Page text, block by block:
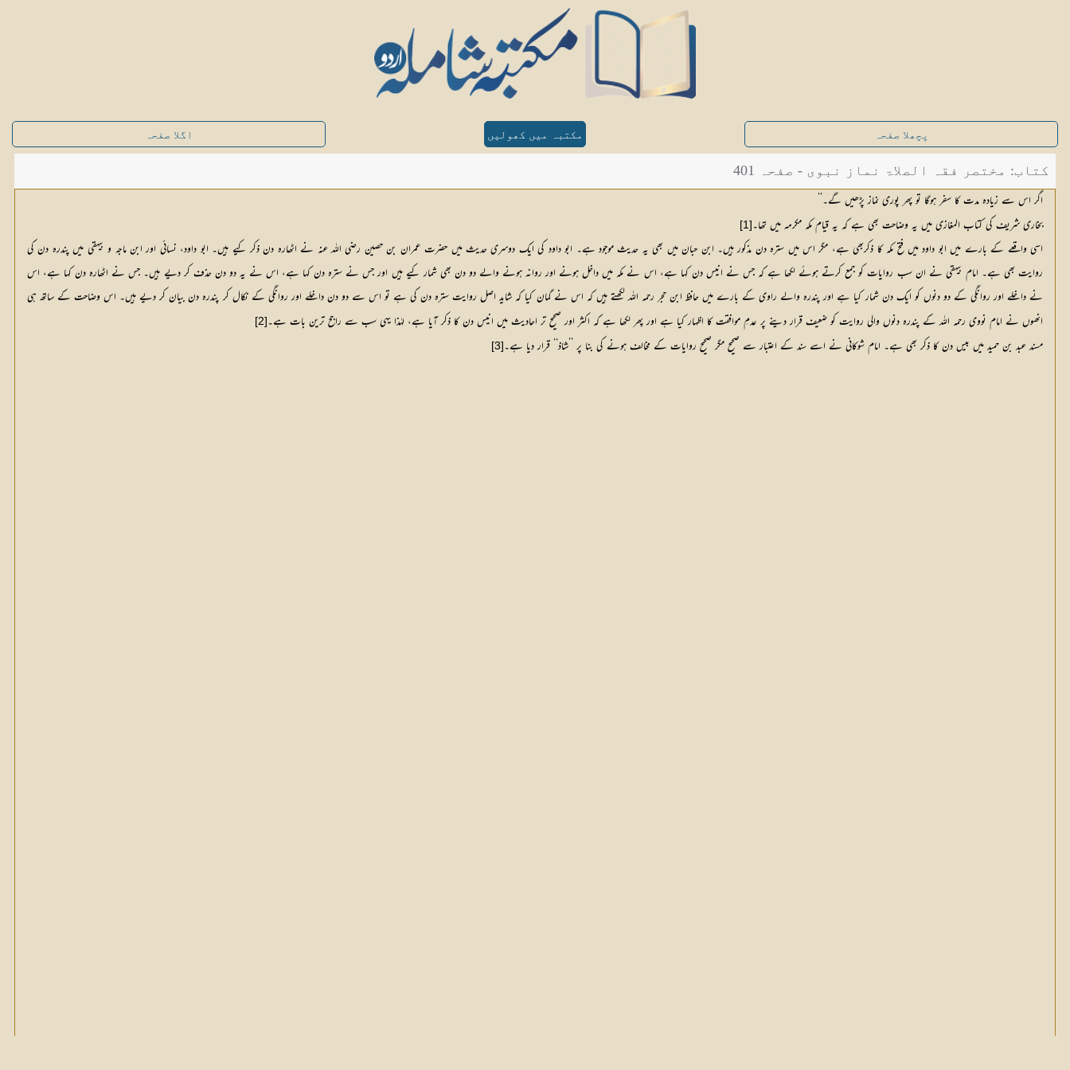
پچھلا صفحہ مکتبہ میں کھولیں اگلا صفحہ
کتاب: مختصر فقہ الصلاۃ نماز نبوی - صفحہ 401
اگر اس سے زیادہ مدت کا سفر ہوگا تو پھر پوری نماز پڑھیں گے۔‘‘
بخاری شریف کی کتاب المغازی میں یہ وضاحت بھی ہے کہ یہ قیام مکہ مکرمہ میں تھا۔[1]
اسی واقعے کے بارے میں ابو داود میں فتح مکہ کا ذکربھی ہے، مگر اس میں سترہ دن مذکور ہیں۔ ابن حبان میں بھی یہ حدیث موجود ہے۔ ابو داود کی ایک دوسری حدیث میں حضرت عمران بن حصین رضی اللہ عنہ نے اٹھارہ دن ذکر کیے ہیں۔ ابو داود، نسائی اور ابن ماجہ و بیہقی میں پندرہ دن کی
روایت بھی ہے۔ امام بیہقی نے ان سب روایات کو جمع کرتے ہوئے لکھا ہے کہ جس نے انیس دن کہا ہے، اس نے مکہ میں داخل ہونے اور روانہ ہونے والے دو دن بھی شمار کیے ہیں اور جس نے سترہ دن کہا ہے، اس نے یہ دو دن حذف کر دیے ہیں۔ جس نے اٹھارہ دن کہا ہے، اس
نے داخلے اور روانگی کے دو دنوں کو ایک دن شمار کیا ہے اور پندرہ والے راوی کے بارے میں حافظ ابن حجر رحمہ اللہ لکھتے ہیں کہ اس نے گمان کیا کہ شاید اصل روایت سترہ دن کی ہے تو اس سے دو دن داخلے اور روانگی کے نکال کر پندرہ دن بیان کر دیے ہیں۔ اس وضاحت کے ساتھ ہی
انھوں نے امام نووی رحمہ اللہ کے پندرہ دنوں والی روایت کو ضعیف قرار دینے پر عدمِ موافقت کا اظہار کیا ہے اور پھر لکھا ہے کہ اکثر اور صحیح تر احادیث میں انیس دن کا ذکر آیا ہے، لہٰذا یہی سب سے راجح ترین بات ہے۔[2]
مسند عبد بن حمید میں بیس دن کا ذکر بھی ہے۔ امام شوکانی نے اسے سند کے اعتبار سے صحیح مگر صحیح روایات کے مخالف ہونے کی بنا پر ’’شاذ‘‘ قرار دیا ہے۔[3]